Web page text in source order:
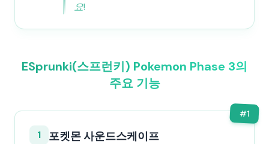
요!
ESprunki(스프런키) Pokemon Phase 3의
주요 기능
#1
1 포켓몬 사운드스케이프